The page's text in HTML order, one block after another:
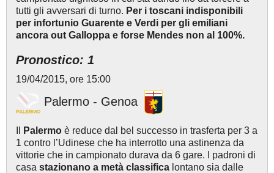
tutti gli avversari di turno. Per i toscani indisponibili
per infortunio Guarente e Verdi per gli emiliani
ancora out Galloppa e forse Mendes non al 100%.
Pronostico: 1
19/04/2015, ore 15:00
Palermo - Genoa
Palermo è reduce dal bel successo in trasferta per 3 a
1 contro l’Udinese che ha interrotto una astinenza da
vittorie che in campionato durava da 6 gare. I padroni di
casa stazionano a metà classifica lontano sia dalle